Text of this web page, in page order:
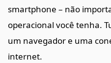
smartphone – não
operacional você tenha.
um navegador e uma
internet.